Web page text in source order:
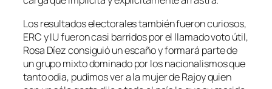
Los resultados electorales también fueron curiosos,
ERC y IU fueron casi barridos por el llamado voto útil,
Rosa Díez consiguió un escaño y formará parte de
un grupo mixto dominado por los nacionalismos que
tanto odia, pudimos ver a la mujer de Rajoy quien